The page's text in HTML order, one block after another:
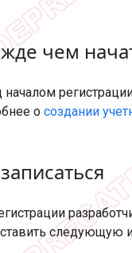
чем
началом
о создании
следующую